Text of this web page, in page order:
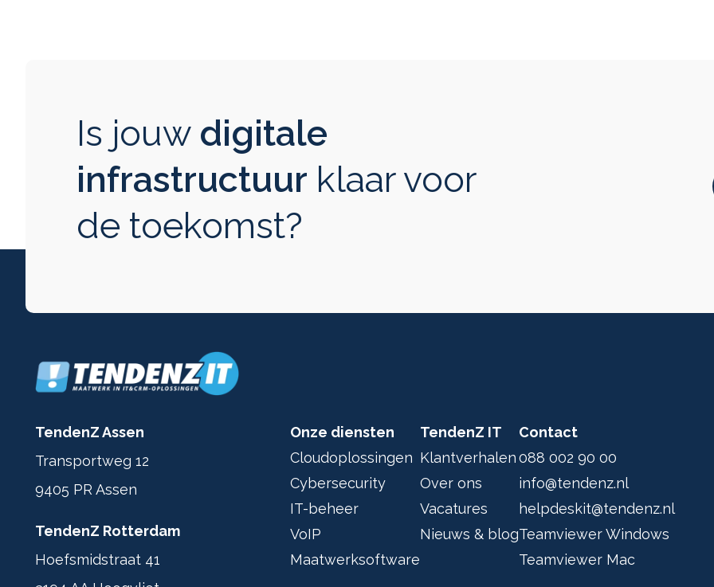
Is jouw digitale
infrastructuur klaar voor
de toekomst?
TendenZ Assen
Transportweg 12
9405 PR Assen
TendenZ Rotterdam
Hoefsmidstraat 41
Onze diensten
Cloudoplossingen
Cybersecurity
IT-beheer
VoIP
Maatwerksoftware
TendenZ IT
Klantverhalen
Over ons
Vacatures
Nieuws & blog
Contact
088 002 90 00
info@tendenz.nl
helpdeskit@tendenz.nl
Teamviewer Windows
Teamviewer Mac